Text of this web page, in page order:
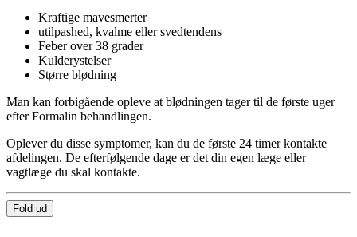
Kraftige mavesmerter
utilpashed, kvalme eller svedtendens
Feber over 38 grader
Kulderystelser
Større blødning
Man kan forbigående opleve at blødningen tager til de første uger
efter Formalin behandlingen.
Oplever du disse symptomer, kan du de første 24 timer kontakte
afdelingen. De efterfølgende dage er det din egen læge eller
vagtlæge du skal kontakte.
Fold ud